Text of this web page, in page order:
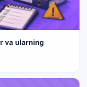
va ularning